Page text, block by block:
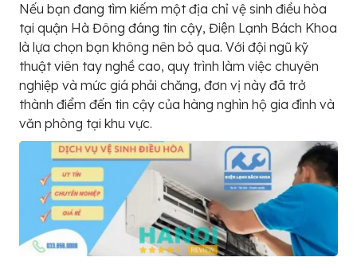
Nếu bạn đang tìm kiếm một địa chỉ vệ sinh điều hòa
tại quận Hà Đông đáng tin cậy, Điện Lạnh Bách Khoa
là lựa chọn bạn không nên bỏ qua. Với đội ngũ kỹ
thuật viên tay nghề cao, quy trình làm việc chuyên
nghiệp và mức giá phải chăng, đơn vị này đã trở
thành điểm đến tin cậy của hàng nghìn hộ gia đình và
văn phòng tại khu vực.